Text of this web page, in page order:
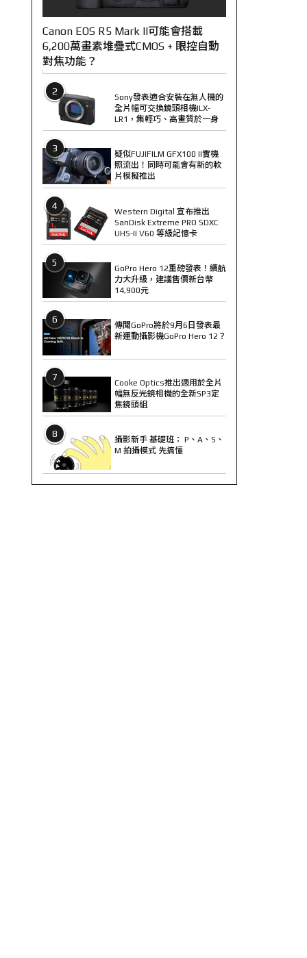
Canon EOS R5 Mark II可能會搭載
6,200萬畫素堆疊式CMOS + 眼控自動
對焦功能？
2
Sony發表適合安裝在無人機的
全片幅可交換鏡頭相機ILX-
LR1，集輕巧、高畫質於一身
3
疑似FUJIFILM GFX100 II實機
照流出！同時可能會有新的軟
片模擬推出
4
Western Digital 宣布推出
SanDisk Extreme PRO SDXC
UHS-II V60 等級記憶卡
5
GoPro Hero 12重磅發表！續航
力大升級，建議售價新台幣
14,900元
6
傳聞GoPro將於9月6日發表最
新運動攝影機GoPro Hero 12？
7
Cooke Optics推出適用於全片
幅無反光鏡相機的全新SP3定
焦鏡頭組
8
攝影新手 基礎班： P、A、S、
M 拍攝模式 先搞懂